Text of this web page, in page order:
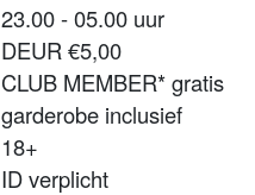
23.00 - 05.00 uur
DEUR €5,00
CLUB MEMBER* gratis
garderobe inclusief
18+
ID verplicht